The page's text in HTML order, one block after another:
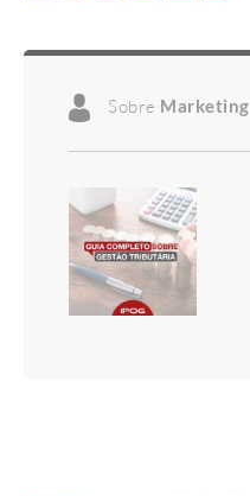
Sobre Marketing